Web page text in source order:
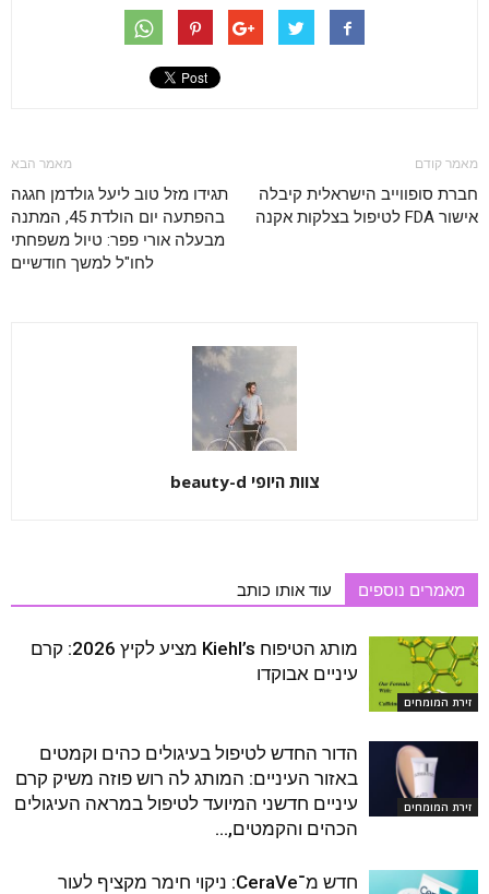
מאמר קודם
חברת סופווייב הישראלית קיבלה
אישור FDA לטיפול בצלקות אקנה
מאמר הבא
תגידו מזל טוב ליעל גולדמן חגגה
בהפתעה יום הולדת 45, המתנה
מבעלה אורי פפר: טיול משפחתי
לחו"ל למשך חודשיים
צוות היופי beauty-d
מאמרים נוספים עוד אותו כותב
זירת המומחים
מותג הטיפוח Kiehl’s מציע לקיץ 2026: קרם
עיניים אבוקדו
זירת המומחים
הדור החדש לטיפול בעיגולים כהים וקמטים
באזור העיניים: המותג לה רוש פוזה משיק קרם
עיניים חדשני המיועד לטיפול במראה העיגולים
הכהים והקמטים,...
חדש מ־CeraVe: ניקוי חימר מקציף לעור